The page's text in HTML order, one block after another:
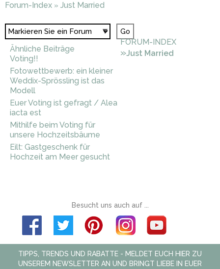
Forum-Index » Just Married
Ähnliche Beiträge
Voting!!
Fotowettbewerb: ein kleiner
Weddix-Sprössling ist das
Modell
Euer Voting ist gefragt / Alea
iacta est
Mithilfe beim Voting für
unsere Hochzeitsbäume
Eilt: Gastgeschenk für
Hochzeit am Meer gesucht
FORUM-INDEX
»Just Married
Besucht uns auch auf ...
TIPPS, TRENDS UND RABATTE - MELDET EUCH HIER ZU
UNSEREM NEWSLETTER AN UND BRINGT LIEBE IN EUER